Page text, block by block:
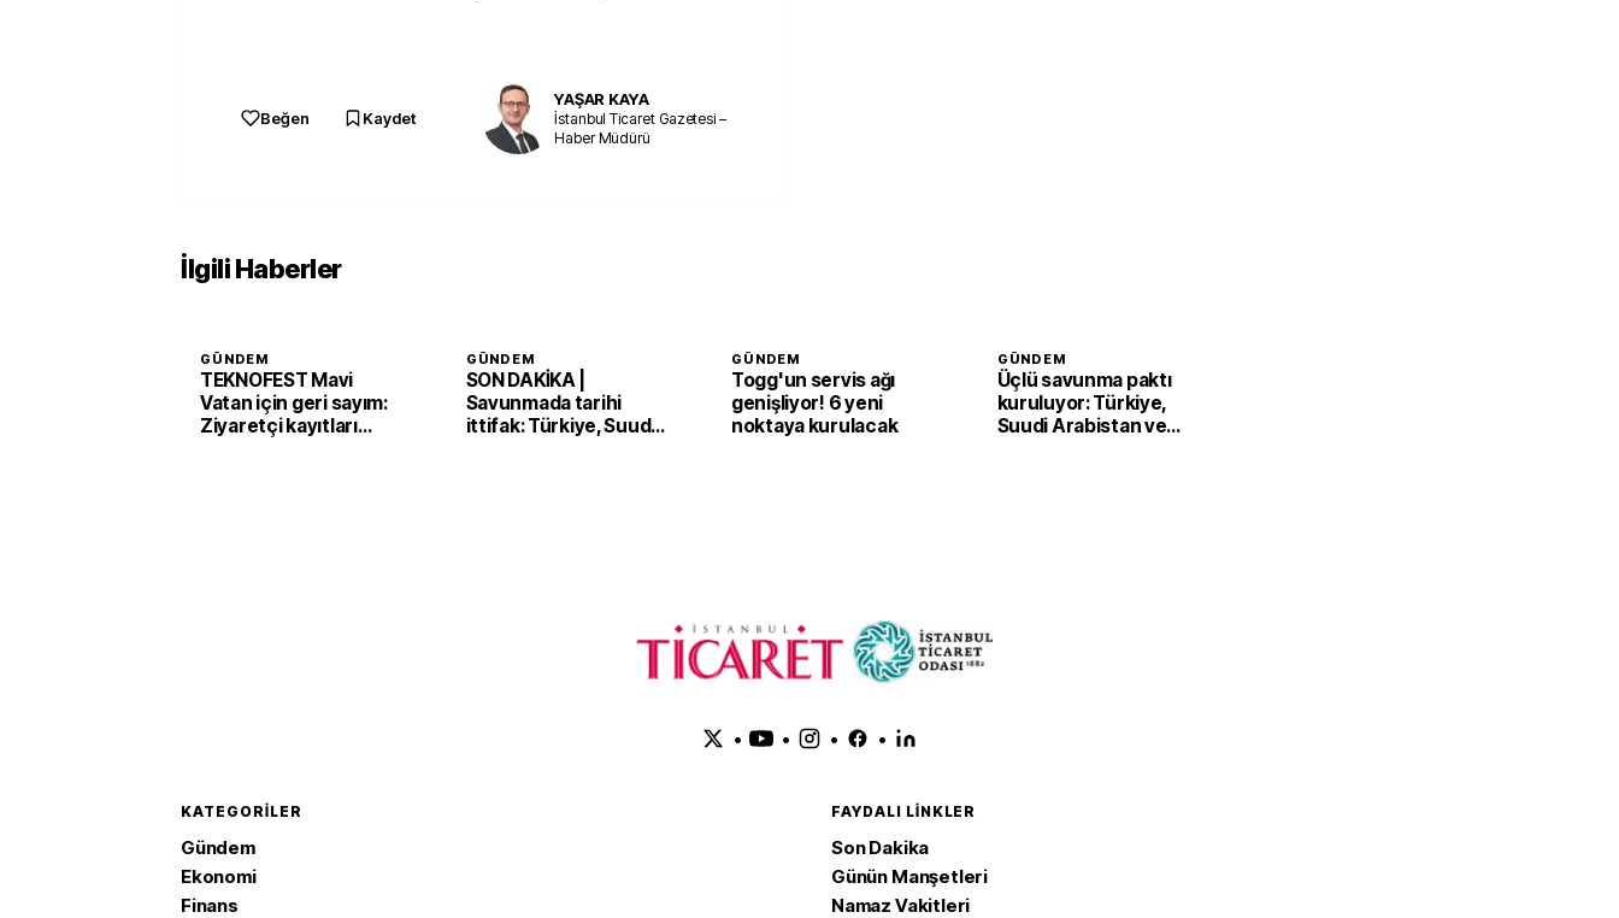
Beğen Kaydet
YAŞAR KAYA
İstanbul Ticaret Gazetesi –
Haber Müdürü
İlgili Haberler
GÜNDEM
TEKNOFEST Mavi
Vatan için geri sayım:
Ziyaretçi kayıtları
GÜNDEM
SON DAKİKA |
Savunmada tarihi
ittifak: Türkiye, Suudi
GÜNDEM
Togg'un servis ağı
genişliyor! 6 yeni
noktaya kurulacak
GÜNDEM
Üçlü savunma paktı
kuruluyor: Türkiye,
Suudi Arabistan ve
• • • •
KATEGORILER
Gündem
Ekonomi
Finans
FAYDALI LINKLER
Son Dakika
Günün Manşetleri
Namaz Vakitleri